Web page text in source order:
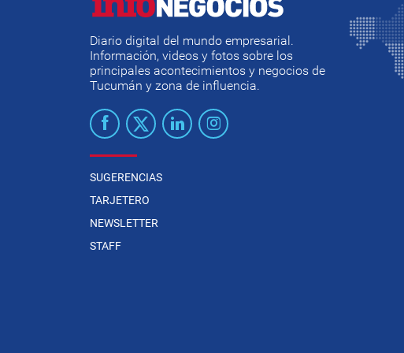
Diario digital del mundo empresarial.
Información, videos y fotos sobre los
principales acontecimientos y negocios de
Tucumán y zona de influencia.
SUGERENCIAS
TARJETERO
NEWSLETTER
STAFF